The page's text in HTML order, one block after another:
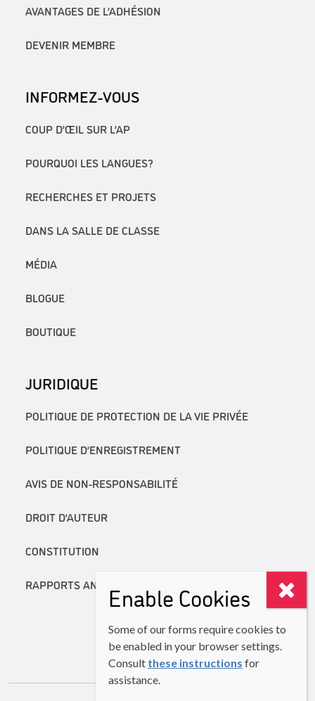
AVANTAGES DE L’ADHÉSION
DEVENIR MEMBRE
INFORMEZ-VOUS
COUP D’ŒIL SUR L’AP
POURQUOI LES LANGUES?
RECHERCHES ET PROJETS
DANS LA SALLE DE CLASSE
MÉDIA
BLOGUE
BOUTIQUE
JURIDIQUE
POLITIQUE DE PROTECTION DE LA VIE PRIVÉE
POLITIQUE D’ENREGISTREMENT
AVIS DE NON-RESPONSABILITÉ
DROIT D’AUTEUR
CONSTITUTION
RAPPORTS ANNUELSEnable Cookies
Some of our forms require cookies to
be enabled in your browser settings.
Consult these instructions for
assistance.